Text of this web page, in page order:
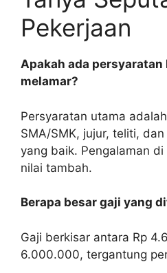
Pekerjaan
Apakah ada
melamar?
Persyaratan utama
SMA/SMK, jujur, teliti,
yang baik. Pengalaman
nilai tambah.
Berapa besar gaji yang
Gaji berkisar antara Rp
6.000.000, tergantung